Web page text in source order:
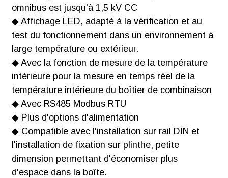
omnibus est jusqu'à 1,5 kV CC
◆ Affichage LED, adapté à la vérification et au
test du fonctionnement dans un environnement à
large température ou extérieur.
◆ Avec la fonction de mesure de la température
intérieure pour la mesure en temps réel de la
température intérieure du boîtier de combinaison
◆ Avec RS485 Modbus RTU
◆ Plus d'options d'alimentation
◆ Compatible avec l'installation sur rail DIN et
l'installation de fixation sur plinthe, petite
dimension permettant d'économiser plus
d'espace dans la boîte.
Certificat CE-1
de la série AGF-
MxxT
Télécharger
Certificat CE-2
de la série AGF-
MxxT